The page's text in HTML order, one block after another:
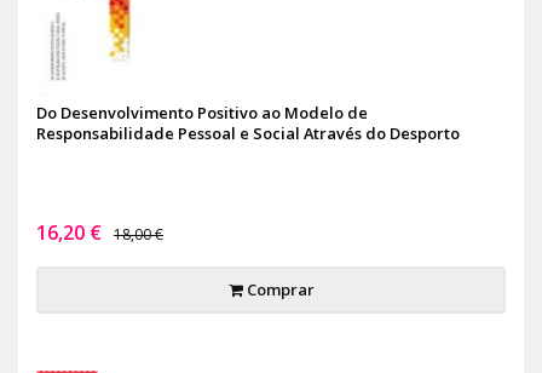
Do Desenvolvimento Positivo ao Modelo de
Responsabilidade Pessoal e Social Através do Desporto
16,20 € 18,00 €
Comprar